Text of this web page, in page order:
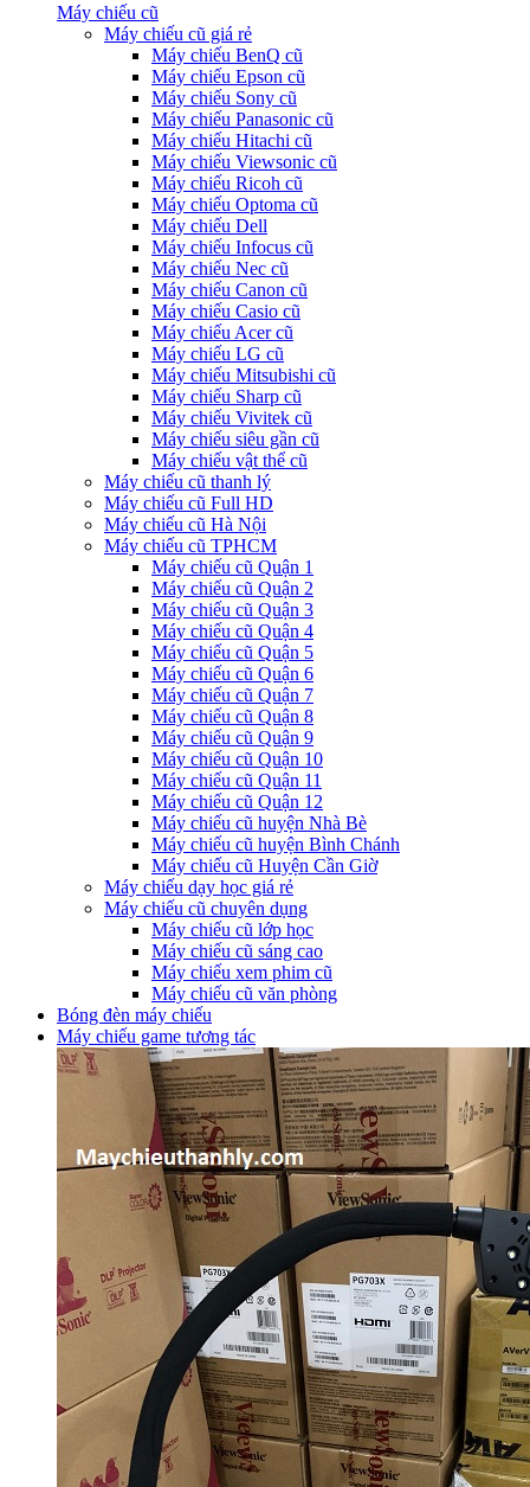
Máy chiếu cũ
Máy chiếu cũ giá rẻ
Máy chiếu BenQ cũ
Máy chiếu Epson cũ
Máy chiếu Sony cũ
Máy chiếu Panasonic cũ
Máy chiếu Hitachi cũ
Máy chiếu Viewsonic cũ
Máy chiếu Ricoh cũ
Máy chiếu Optoma cũ
Máy chiếu Dell
Máy chiếu Infocus cũ
Máy chiếu Nec cũ
Máy chiếu Canon cũ
Máy chiếu Casio cũ
Máy chiếu Acer cũ
Máy chiếu LG cũ
Máy chiếu Mitsubishi cũ
Máy chiếu Sharp cũ
Máy chiếu Vivitek cũ
Máy chiếu siêu gần cũ
Máy chiếu vật thể cũ
Máy chiếu cũ thanh lý
Máy chiếu cũ Full HD
Máy chiếu cũ Hà Nội
Máy chiếu cũ TPHCM
Máy chiếu cũ Quận 1
Máy chiếu cũ Quận 2
Máy chiếu cũ Quận 3
Máy chiếu cũ Quận 4
Máy chiếu cũ Quận 5
Máy chiếu cũ Quận 6
Máy chiếu cũ Quận 7
Máy chiếu cũ Quận 8
Máy chiếu cũ Quận 9
Máy chiếu cũ Quận 10
Máy chiếu cũ Quận 11
Máy chiếu cũ Quận 12
Máy chiếu cũ huyện Nhà Bè
Máy chiếu cũ huyện Bình Chánh
Máy chiếu cũ Huyện Cần Giờ
Máy chiếu dạy học giá rẻ
Máy chiếu cũ chuyên dụng
Máy chiếu cũ lớp học
Máy chiếu cũ sáng cao
Máy chiếu xem phim cũ
Máy chiếu cũ văn phòng
Bóng đèn máy chiếu
Máy chiếu game tương tác